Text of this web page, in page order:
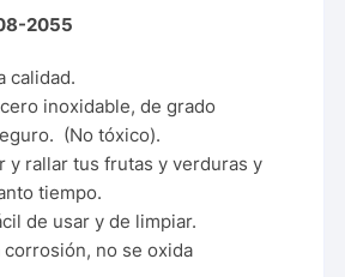
2055
calidad.
inoxidable, de grado
(No tóxico).
y rallar tus frutas y verduras y
tiempo.
de usar y de limpiar.
corrosión, no se oxida